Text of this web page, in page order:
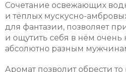
Сочетание освежающих
и тёплых мускусно-
для фантазии, позволяет
и ощутить себя в нём очень
абсолютно разным
Аромат позволит обрести